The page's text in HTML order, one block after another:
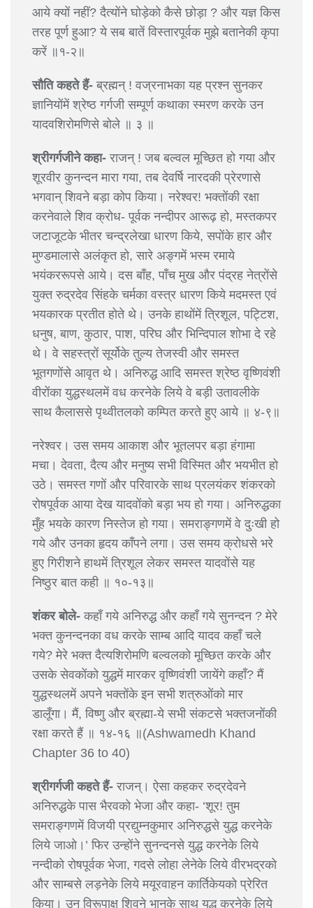
आये क्यों नहीं? दैत्योंने घोड़ेको कैसे छोड़ा ? और यज्ञ किस
तरह पूर्ण हुआ? ये सब बातें विस्तारपूर्वक मुझे बतानेकी कृपा
करें ॥१-२॥
सौति कहते हैं- ब्रह्मन् ! वज्रनाभका यह प्रश्न सुनकर
ज्ञानियोंमें श्रेष्ठ गर्गजी सम्पूर्ण कथाका स्मरण करके उन
यादवशिरोमणिसे बोले ॥ ३ ॥
श्रीगर्गजीने कहा- राजन् ! जब बल्वल मूच्छित हो गया और
शूरवीर कुनन्दन मारा गया, तब देवर्षि नारदकी प्रेरणासे
भगवान् शिवने बड़ा कोप किया। नरेश्वर! भक्तोंकी रक्षा
करनेवाले शिव क्रोध- पूर्वक नन्दीपर आरूढ़ हो, मस्तकपर
जटाजूटके भीतर चन्द्रलेखा धारण किये, सपोंके हार और
मुण्डमालासे अलंकृत हो, सारे अङ्गमें भस्म रमाये
भयंकररूपसे आये। दस बाँह, पाँच मुख और पंद्रह नेत्रोंसे
युक्त रुद्रदेव सिंहके चर्मका वस्त्र धारण किये मदमस्त एवं
भयकारक प्रतीत होते थे। उनके हाथोंमें त्रिशूल, पट्टिश,
धनुष, बाण, कुठार, पाश, परिघ और भिन्दिपाल शोभा दे रहे
थे। वे सहस्त्रों सूर्योके तुल्य तेजस्वी और समस्त
भूतगणोंसे आवृत थे। अनिरुद्ध आदि समस्त श्रेष्ठ वृष्णिवंशी
वीरोंका युद्धस्थलमें वध करनेके लिये वे बड़ी उतावलीके
साथ कैलाससे पृथ्वीतलको कम्पित करते हुए आये ॥ ४-९॥
नरेश्वर। उस समय आकाश और भूतलपर बड़ा हंगामा
मचा। देवता, दैत्य और मनुष्य सभी विस्मित और भयभीत हो
उठे। समस्त गणों और परिवारके साथ प्रलयंकर शंकरको
रोषपूर्वक आया देख यादवोंको बड़ा भय हो गया। अनिरुद्धका
मुँह भयके कारण निस्तेज हो गया। समराङ्गणमें वे दुःखी हो
गये और उनका हृदय काँपने लगा। उस समय क्रोधसे भरे
हुए गिरीशने हाथमें त्रिशूल लेकर समस्त यादवोंसे यह
निष्ठुर बात कही ॥ १०-१३॥
शंकर बोले- कहाँ गये अनिरुद्ध और कहाँ गये सुनन्दन ? मेरे
भक्त कुनन्दनका वध करके साम्ब आदि यादव कहाँ चले
गये? मेरे भक्त दैत्यशिरोमणि बल्वलको मूच्छित करके और
उसके सेवकोंको युद्धमें मारकर वृष्णिवंशी जायेंगे कहाँ? मैं
युद्धस्थलमें अपने भक्तोंके इन सभी शत्रुओंको मार
डालूँगा। मैं, विष्णु और ब्रह्मा-ये सभी संकटसे भक्तजनोंकी
रक्षा करते हैं ॥ १४-१६ ॥(Ashwamedh Khand
Chapter 36 to 40)
श्रीगर्गजी कहते हैं- राजन्। ऐसा कहकर रुद्रदेवने
अनिरुद्धके पास भैरवको भेजा और कहा- ‘शूर! तुम
समराङ्गणमें विजयी प्रद्युम्नकुमार अनिरुद्धसे युद्ध करनेके
लिये जाओ।’ फिर उन्होंने सुनन्दनसे युद्ध करनेके लिये
नन्दीको रोषपूर्वक भेजा, गदसे लोहा लेनेके लिये वीरभद्रको
और साम्बसे लड़नेके लिये मयूरवाहन कार्तिकेयको प्रेरित
किया। उन विरूपाक्ष शिवने भानुके साथ युद्ध करनेके लिये